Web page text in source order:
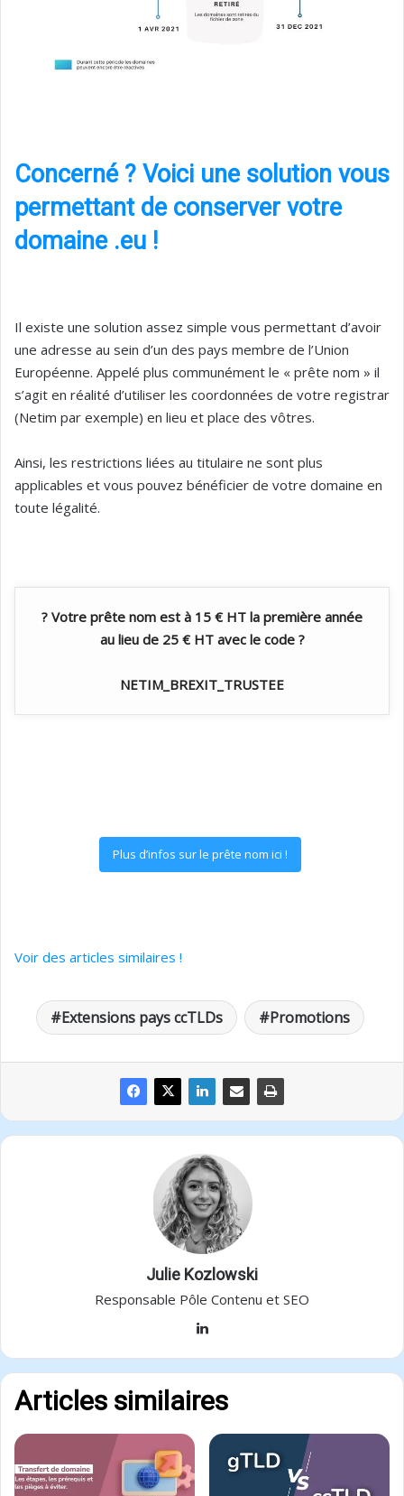
Concerné ? Voici une solution vous
permettant de conserver votre
domaine .eu !
Il existe une solution assez simple vous permettant d’avoir
une adresse au sein d’un des pays membre de l’Union
Européenne. Appelé plus communément le « prête nom » il
s’agit en réalité d’utiliser les coordonnées de votre registrar
(Netim par exemple) en lieu et place des vôtres.
Ainsi, les restrictions liées au titulaire ne sont plus
applicables et vous pouvez bénéficier de votre domaine en
toute légalité.
? Votre prête nom est à 15 € HT la première année
au lieu de 25 € HT avec le code ?
NETIM_BREXIT_TRUSTEE
Plus d’infos sur le prête nom ici !
Voir des articles similaires !
Extensions pays ccTLDs Promotions
Julie Kozlowski
Responsable Pôle Contenu et SEO
Articles similaires